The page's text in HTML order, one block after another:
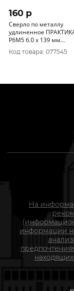
160 p
Сверло по металлу
удлиненное
Р6М5 6.0 х 139 мм
(1шт.) блистер 774-788
Код товара: 077545
На
информации